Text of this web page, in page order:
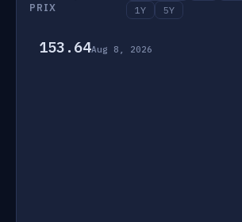
PRIX
1Y
5Y
153.64Aug 8, 2026